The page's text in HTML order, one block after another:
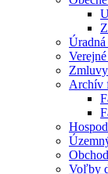
Zmluvy
Archív
Voľby